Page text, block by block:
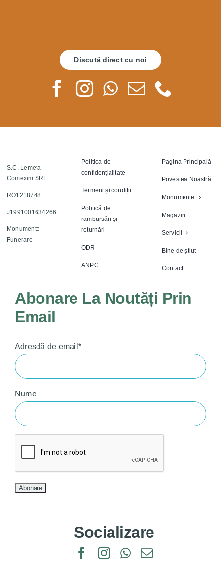
Discută direct cu noi
S.C. Lemeta
Comexim SRL.
RO1218748
J1991001634266
Monumente
Funerare
Politica de
confidențialitate
Termeni și condiții
Politică de
rambursări și
returnări
ODR
ANPC
Pagina Principală
Povestea Noastră
Monumente
Magazin
Servicii
Bine de știut
Contact
Abonare La Noutăți Prin
Email
Adresdă de email*
Nume
Socializare